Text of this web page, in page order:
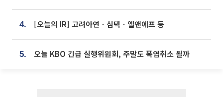
4. [오늘의 IR] 고려아연ㆍ심텍ㆍ엘앤에프 등
5. 오늘 KBO 긴급 실행위원회, 주말도 폭염취소 될까